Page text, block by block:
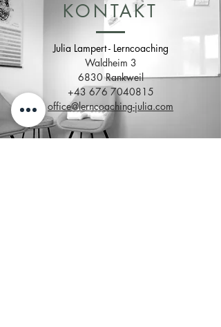
KONTAKT
Julia Lampert - Lerncoaching
Waldheim 3
6830 Rankweil
+43 676 7040815
office@lerncoaching-julia.com